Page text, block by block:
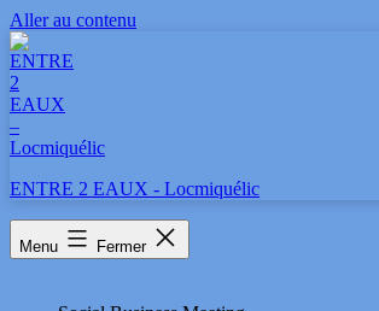
Aller au contenu
ENTRE 2 EAUX - Locmiquélic
Menu Fermer
Réunion CD